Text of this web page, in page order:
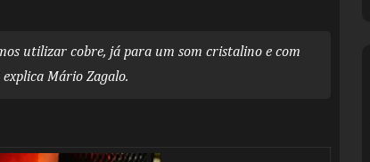
utilizar cobre, já para um som cristalino e com
Mário Zagalo.